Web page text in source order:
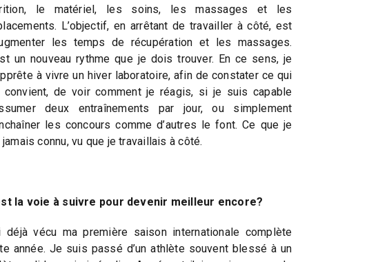
le matériel, les soins, les massages et les
L’objectif, en arrêtant de travailler à côté, est
les temps de récupération et les massages.
un nouveau rythme que je dois trouver. En ce sens, je
à vivre un hiver laboratoire, afin de constater ce qui
convient, de voir comment je réagis, si je suis capable
deux entraînements par jour, ou simplement
les concours comme d’autres le font. Ce que je
jamais connu, vu que je travaillais à côté.
la voie à suivre pour devenir meilleur encore?
déjà vécu ma première saison internationale complète
année. Je suis passé d’un athlète souvent blessé à un